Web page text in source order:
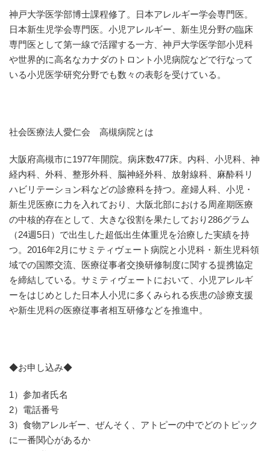
神戸大学医学部博士課程修了。日本アレルギー学会専門医。
日本新生児学会専門医。小児アレルギー、新生児分野の臨床
専門医として第一線で活躍する一方、神戸大学医学部小児科
や世界的に高名なカナダのトロント小児病院などで行なって
いる小児医学研究分野でも数々の表彰を受けている。
社会医療法人愛仁会 高槻病院とは
大阪府高槻市に1977年開院。病床数477床。内科、小児科、神
経内科、外科、整形外科、脳神経外科、放射線科、麻酔科リ
ハビリテーション科などの診療科を持つ。産婦人科、小児・
新生児医療に力を入れており、大阪北部における周産期医療
の中核的存在として、大きな役割を果たしており286グラム
（24週5日）で出生した超低出生体重児を治療した実績を持
つ。2016年2月にサミティヴェート病院と小児科・新生児科領
域での国際交流、医療従事者交換研修制度に関する提携協定
を締結している。サミティヴェートにおいて、小児アレルギ
ーをはじめとした日本人小児に多くみられる疾患の診療支援
や新生児科の医療従事者相互研修などを推進中。
◆お申し込み◆
1）参加者氏名
2）電話番号
3）食物アレルギー、ぜんそく、アトピーの中でどのトピック
に一番関心があるか